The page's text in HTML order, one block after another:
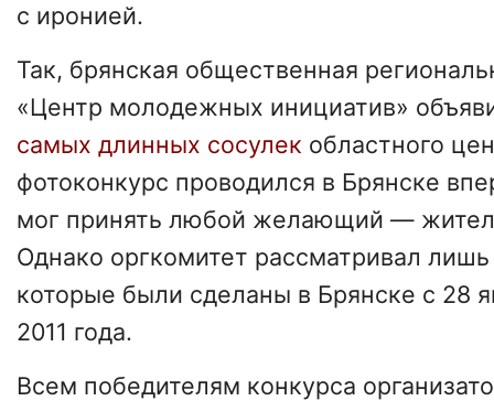
с иронией.
Так, брянская общественная
«Центр молодежных инициатив»
самых длинных сосулек областного
фотоконкурс проводился в Брянске
мог принять любой желающий —
Однако оргкомитет рассматривал
которые были сделаны в Брянске с 28
2011 года.
Всем победителям конкурса